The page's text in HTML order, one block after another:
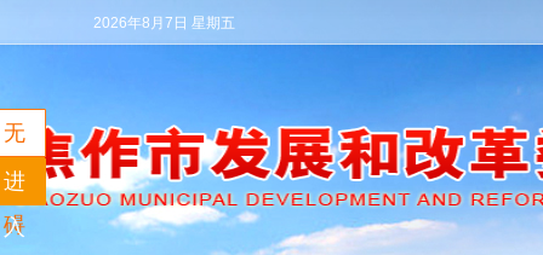
2026年8月7日 星期五
无
障
碍
进
入